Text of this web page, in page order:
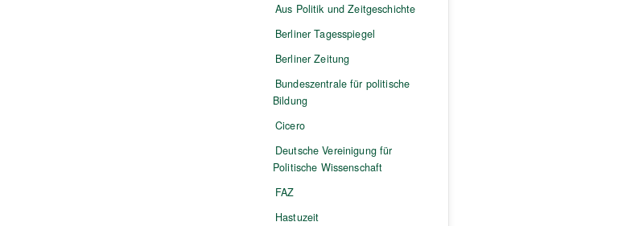
Aus Politik und Zeitgeschichte
Berliner Tagesspiegel
Berliner Zeitung
Bundeszentrale für politische
Bildung
Cicero
Deutsche Vereinigung für
Politische Wissenschaft
FAZ
Hastuzeit